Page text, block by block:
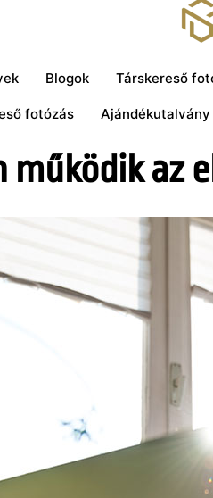
Blogok Társkereső
fotózás Ajándékutalvány
működik az